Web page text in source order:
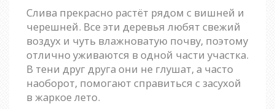
Слива прекрасно растёт рядом с вишней и
черешней. Все эти деревья любят свежий
воздух и чуть влажноватую почву, поэтому
отлично уживаются в одной части участка.
В тени друг друга они не глушат, а часто
наоборот, помогают справиться с засухой
в жаркое лето.